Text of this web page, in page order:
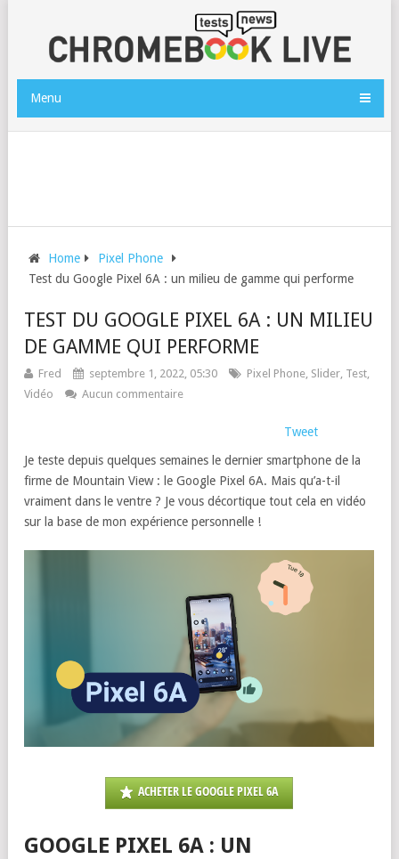
Menu
Home
Pixel Phone
Test du Google Pixel 6A : un milieu de gamme qui performe
TEST DU GOOGLE PIXEL 6A : UN MILIEU
DE GAMME QUI PERFORME
Fred septembre 1, 2022, 05:30 Pixel Phone, Slider, Test,
Vidéo
Aucun commentaire
Tweet
Je teste depuis quelques semaines le dernier smartphone de la
firme de Mountain View : le Google Pixel 6A. Mais qu’a-t-il
vraiment dans le ventre ? Je vous décortique tout cela en vidéo
sur la base de mon expérience personnelle !
ACHETER LE GOOGLE PIXEL 6A
GOOGLE PIXEL 6A : UN